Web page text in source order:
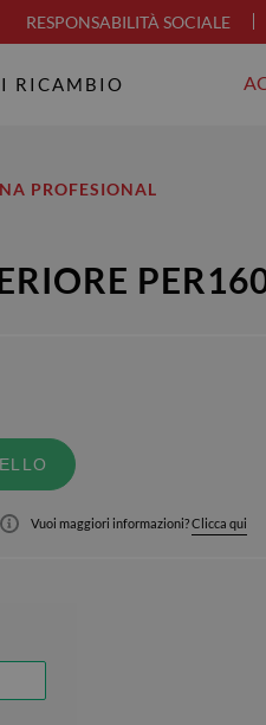
RESPONSABILITÀ SOCIALE
RICAMBIO
PROFESIONAL
Vuoi maggiori informazioni?Clicca qui